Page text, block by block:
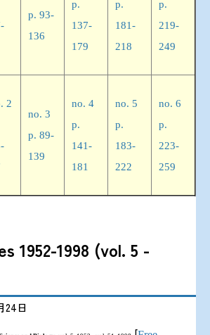
p. 93-
136
p.
137-
179
p.
181-
218
p.
219-
249
2
no. 3
p. 89-
139
no. 4
p.
141-
181
no. 5
p.
183-
222
no. 6
p.
223-
259
1952-1998 (vol. 5 -
24日